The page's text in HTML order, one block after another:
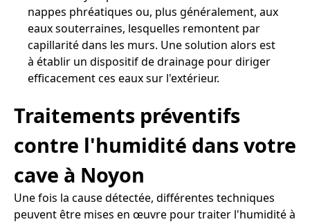
nappes phréatiques ou, plus généralement, aux
eaux souterraines, lesquelles remontent par
capillarité dans les murs. Une solution alors est
à établir un dispositif de drainage pour diriger
efficacement ces eaux sur l'extérieur.
Traitements préventifs
contre l'humidité dans votre
cave à Noyon
Une fois la cause détectée, différentes techniques
peuvent être mises en œuvre pour traiter l'humidité à